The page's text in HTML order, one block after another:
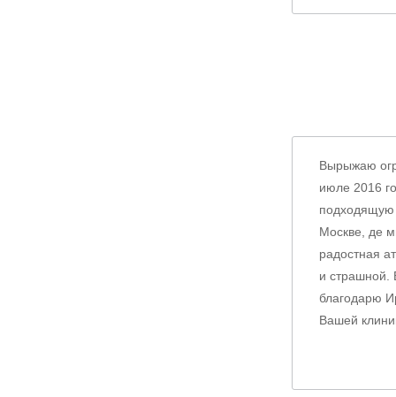
Вырыжаю
июле 2016
подходящую
Москве, де
радостная
и страшной.
благодарю
Вашей